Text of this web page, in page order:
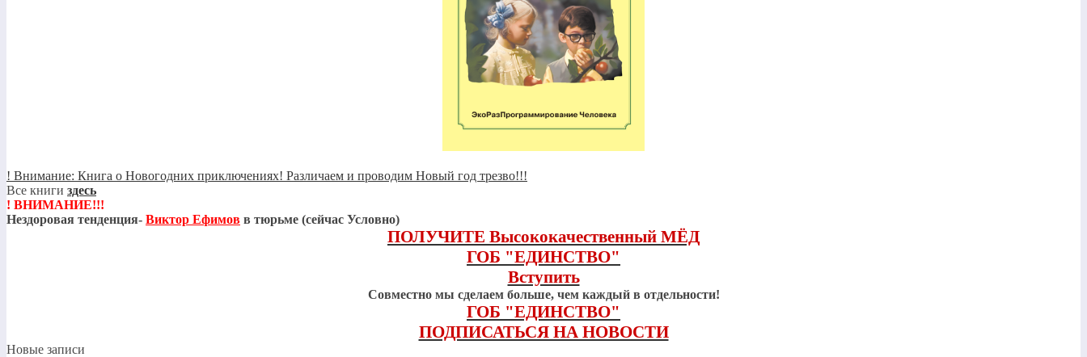
! Внимание: Книга о Новогодних приключениях! Различаем и проводим Новый год трезво!!!
Все книги здесь
! ВНИМАНИЕ!!!
Нездоровая тенденция- Виктор Ефимов в тюрьме (сейчас Условно)
ПОЛУЧИТЕ Высококачественный МЁД
ГОБ "ЕДИНСТВО"
Вступить
Совместно мы сделаем больше, чем каждый в отдельности!
ГОБ "ЕДИНСТВО"
ПОДПИСАТЬСЯ НА НОВОСТИ
Новые записи